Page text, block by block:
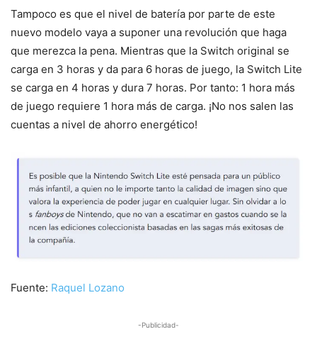
Tampoco es que el nivel de batería por parte de este
nuevo modelo vaya a suponer una revolución que haga
que merezca la pena. Mientras que la Switch original se
carga en 3 horas y da para 6 horas de juego, la Switch Lite
se carga en 4 horas y dura 7 horas. Por tanto: 1 hora más
de juego requiere 1 hora más de carga. ¡No nos salen las
cuentas a nivel de ahorro energético!
Fuente: Raquel Lozano
-Publicidad-